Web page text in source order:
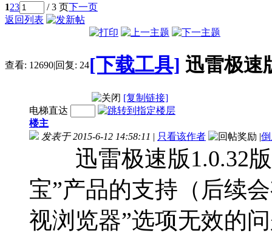
123 / 3 页下一页
返回列表
查看: 12690|回复: 24[下载工具] 迅雷极速
[复制链接]
电梯直达
楼主
发表于 2015-6-12 14:58:11 | 只看该作者 |
迅雷极速版1.0.32版
宝”产品的支持（后续
视浏览器”选项无效的